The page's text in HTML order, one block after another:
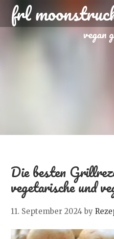
frl
vegan
Die besten
vegetarische und
11. September 2024 by